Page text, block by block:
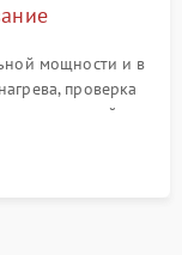
мощности и в
проверка
заданной
тока.